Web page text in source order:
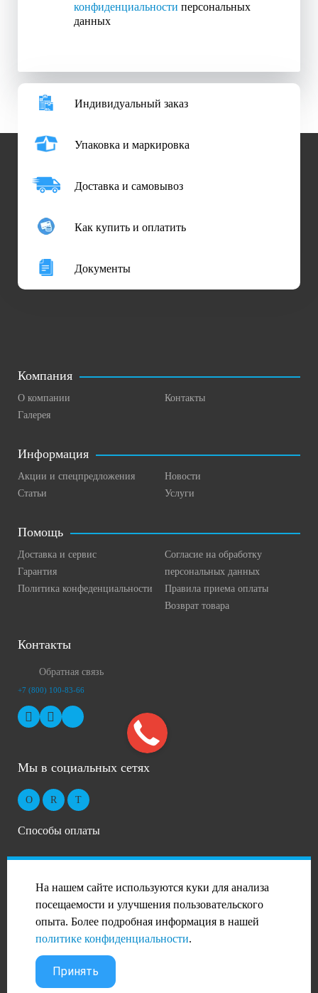
конфиденциальности персональных
данных
На нашем сайте используются куки для анализа
посещаемости и улучшения пользовательского
опыта. Более подробная информация в нашей
политике конфиденциальности.
Принять
Индивидуальный заказ
Упаковка и маркировка
Доставка и самовывоз
Как купить и оплатить
Документы
Компания
О компании
Галерея
Контакты
Информация
Акции и спецпредложения
Статьи
Новости
Услуги
Помощь
Доставка и сервис
Гарантия
Политика конфеденциальности
Согласие на обработку
персональных данных
Правила приема оплаты
Возврат товара
Контакты
Обратная связь
+7 (800) 100-83-66
Мы в социальных сетях
Способы оплаты
2026 © Профиль-Сталь в Иваново
PANDA Digital Group